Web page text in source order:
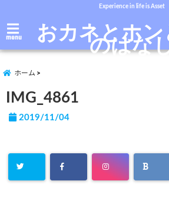
Experience in life is Asset
menu おカネとホ
のはな
ホーム
IMG_4861
2019/11/04